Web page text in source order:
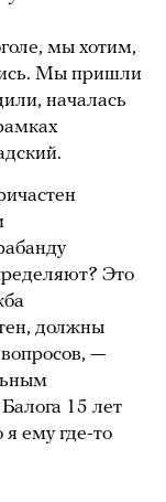
мы хотим,
Мы пришли
началась
Это
должны
вопросов, —
15 лет
я ему где-то